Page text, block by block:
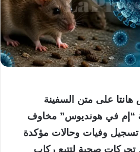
على متن السفينة
“إم في هونديوس” مخاوف
تسجيل وفيات وحالات مؤكدة
صحية لتتبع ركاب